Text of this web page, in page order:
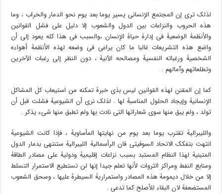
لذلک ترى إن المجتمع الإنسانی یسیر یوما بعد یوم نحو الدمار والخراب ، وما
هذه الحروب والنزاعات بین الدول والشعوب إلا دلیل على فشل القوانین
والأنظمۀ الوضعیۀ فی إدارۀ حیاۀ الإنسان ،والسبب فی هذا کله یعود إلى أن
واضع هذه التشریعات غالبا ما کان یراعی فی وضعه لهذه الأنظمۀ أهواءه
الشخصیۀ ورغباته النفسیۀ ومصالحه الآنیۀ ، دون النظر إلى رغبات الآخرین
وتطلعاتهم وآمالهم .
کما إن المقنن لهذه القوانین لیس بذی خبرۀ تمکنه من استیعاب کل المشاکل
الإنسانیۀ وإیجاد الحلول المناسبۀ لها . لذلک نرى أن الشیوعیۀ فشلت قبل أن
تولد ، ولم یبق منها سوى شعاراتها التی نادت بها ولم تطبق منها شیء یذکر .
واللیبرالیۀ تقترب یوما بعد یوم من نهایتها المأساویۀ ، فإذا کانت الشیوعیۀ
انتهت بتفکک الاتحاد السوفیتی فان الرأسمالیۀ اللیبرالیۀ ستنتهی بدمار الدول
المتبنیۀ لهذا النظام المستبد بسبب نزاعات إقلیمیۀ ودولیۀ على مصادر الطاقۀ
ومنابع النفط ومراکز الثروات لأنها تعلم جیدا إنها لن تستطیع الاستمرار التسلط
إلا من خلال دیمومۀ هذه المصادر واستمراریۀ السیطرۀ علیها ، وسحق الشعوب
المستضعفۀ لان البقاء للأصلح کما تدعی .